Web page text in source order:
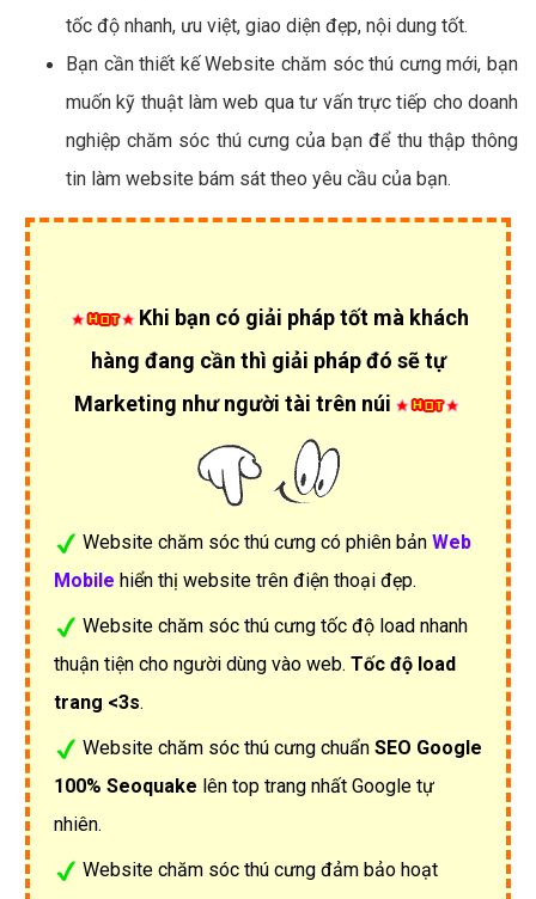
tốc độ nhanh, ưu việt, giao diện đẹp, nội dung tốt.
Bạn cần thiết kế Website chăm sóc thú cưng mới, bạn
muốn kỹ thuật làm web qua tư vấn trực tiếp cho doanh
nghiệp chăm sóc thú cưng của bạn để thu thập thông
tin làm website bám sát theo yêu cầu của bạn.
Khi bạn có giải pháp tốt mà khách
hàng đang cần thì giải pháp đó sẽ tự
Marketing như người tài trên núi
Website chăm sóc thú cưng có phiên bản Web
Mobile hiển thị website trên điện thoại đẹp.
Website chăm sóc thú cưng tốc độ load nhanh
thuận tiện cho người dùng vào web. Tốc độ load
trang <3s.
Website chăm sóc thú cưng chuẩn SEO Google
100% Seoquake lên top trang nhất Google tự
nhiên.
Website chăm sóc thú cưng đảm bảo hoạt